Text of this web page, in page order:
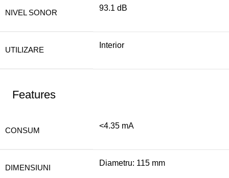
NIVEL SONOR
93.1 dB
UTILIZARE
Interior
Features
CONSUM
<4.35 mA
DIMENSIUNI
Diametru: 115 mm